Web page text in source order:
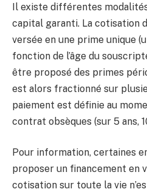
Il existe différentes
capital garanti. La cotisation
versée en une prime unique
fonction de l’âge du
être proposé des primes
est alors fractionné sur
paiement est définie au
contrat obsèques (sur 5 ans,
Pour information, certaines
proposer un financement en
cotisation sur toute la vie